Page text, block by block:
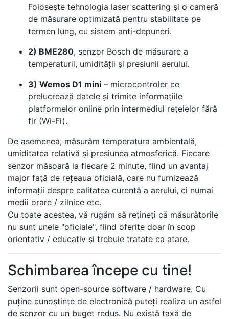
Folosește tehnologia laser scattering și o cameră
de măsurare optimizată pentru stabilitate pe
termen lung, cu sistem anti-depuneri.
2) BME280, senzor Bosch de măsurare a
temperaturii, umidității și presiunii aerului.
3) Wemos D1 mini – microcontroler ce
prelucrează datele și trimite informațiile
platformelor online prin intermediul rețelelor fără
fir (Wi-Fi).
De asemenea, măsurăm temperatura ambientală,
umiditatea relativă și presiunea atmosferică. Fiecare
senzor măsoară la fiecare 2 minute, fiind un avantaj
major față de rețeaua oficială, care nu furnizează
informații despre calitatea curentă a aerului, ci numai
medii orare / zilnice etc.
Cu toate acestea, vă rugăm să rețineți că măsurătorile
nu sunt unele "oficiale", fiind oferite doar în scop
orientativ / educativ și trebuie tratate ca atare.
Schimbarea începe cu tine!
Senzorii sunt open-source software / hardware. Cu
puține cunoștințe de electronică puteți realiza un astfel
de senzor cu un buget redus. Nu există taxă de